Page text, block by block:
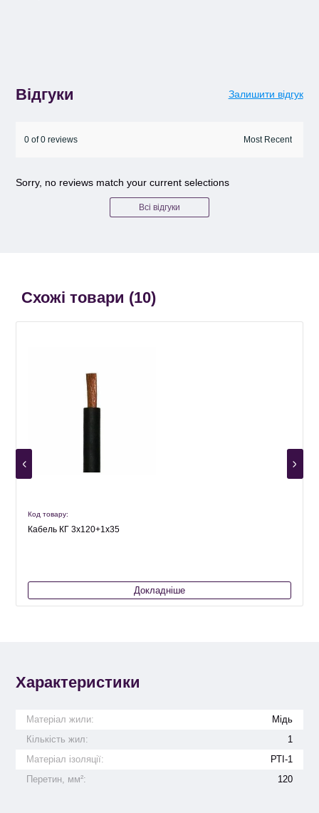
Відгуки Залишити відгук
0 of 0 reviews
Sorry, no reviews match your current selections
Всі відгуки
Схожі товари (10)
Код товару:
Кабель КГ 3х120+1х35
Докладніше
Характеристики
Матеріал жили:
Мідь
Кількість жил:
1
Матеріал ізоляції:
РТІ-1
Перетин, мм²:
120